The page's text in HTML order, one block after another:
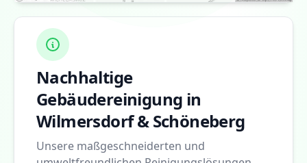
Nachhaltige
Gebäudereinigung in
Wilmersdorf & Schöneberg
Unsere maßgeschneiderten und